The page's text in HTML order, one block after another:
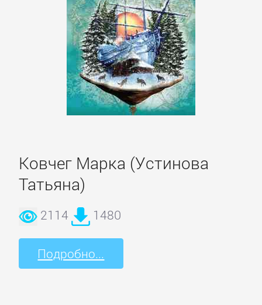
Ковчег Марка (Устинова
Татьяна)
2114 1480
Подробно...